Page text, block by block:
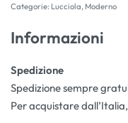
Categorie: Lucciola, Moderno
Informazioni
Spedizione
Spedizione sempre
Per acquistare dall’Italia,